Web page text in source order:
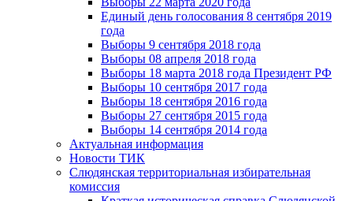
Единый день голосования 8 сентября 2019
года
Выборы 9 сентября 2018 года
Выборы 08 апреля 2018 года
Выборы 18 марта 2018 года Президент РФ
Выборы 10 сентября 2017 года
Выборы 18 сентября 2016 года
Выборы 27 сентября 2015 года
Выборы 14 сентября 2014 года
Актуальная информация
Новости ТИК
Слюдянская территориальная избирательная
комиссия